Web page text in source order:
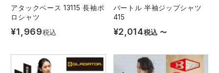
アタックベース 13115 長袖ポ
ロシャツ
¥1,969税込
バートル 半袖ジップシャツ
415
¥2,014税込 〜